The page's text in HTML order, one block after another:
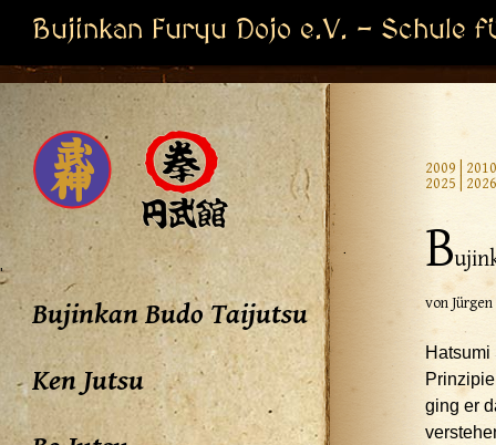
Bujinkan Furyu Dojo e.V. - Schule
'
Bujinkan Budo Taijutsu
Ken Jutsu
2009
2010
2025
2026
B
von Jürgen
Hatsumi
ging er